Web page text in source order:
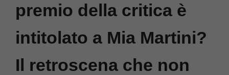
premio della critica è
intitolato a Mia Martini?
Il retroscena che non